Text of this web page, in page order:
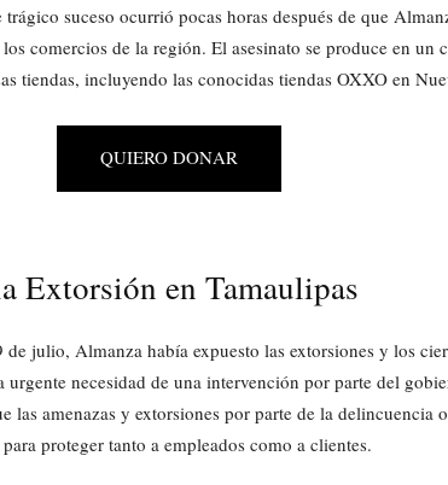
suceso ocurrió pocas horas después de que
los comercios de la región. El asesinato se produce en un
tiendas, incluyendo las conocidas tiendas OXXO en
QUIERO DONAR
Extorsión en Tamaulipas
julio, Almanza había expuesto las extorsiones y los
necesidad de una intervención por parte del
las amenazas y extorsiones por parte de la delincuencia
proteger tanto a empleados como a clientes.